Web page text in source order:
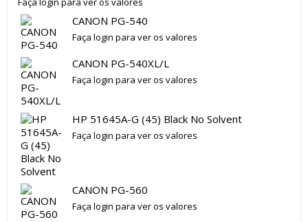
CANON PG-540
Faça login para ver os valores
CANON PG-540XL/L
Faça login para ver os valores
HP 51645A-G (45) Black No Solvent
Faça login para ver os valores
CANON PG-560
Faça login para ver os valores